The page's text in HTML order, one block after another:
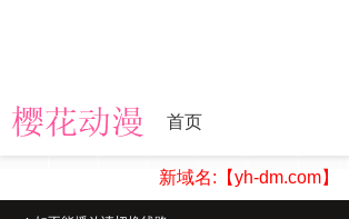
首页
新域名:【yh-dm.com】